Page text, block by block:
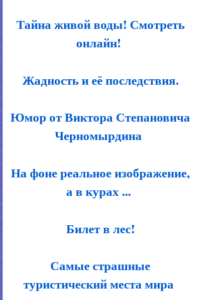
Тайна живой воды! Смотреть
онлайн!
Жадность и её последствия.
Юмор от Виктора Степановича
Черномырдина
На фоне реальное изображение,
а в курах ...
Билет в лес!
Самые страшные
туристический места мира